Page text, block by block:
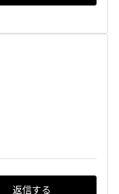
返信する